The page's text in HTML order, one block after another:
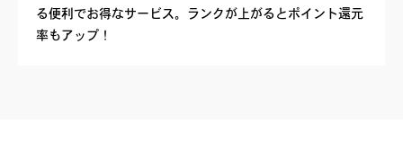
る便利でお得なサービス。ランクが上がるとポイント還元
率もアップ！